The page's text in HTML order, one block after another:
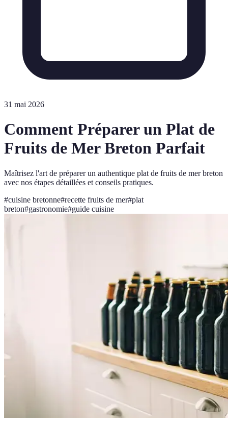
31 mai 2026
Comment Préparer un Plat de
Fruits de Mer Breton Parfait
Maîtrisez l'art de préparer un authentique plat de fruits de mer breton
avec nos étapes détaillées et conseils pratiques.
#cuisine bretonne#recette fruits de mer#plat
breton#gastronomie#guide cuisine